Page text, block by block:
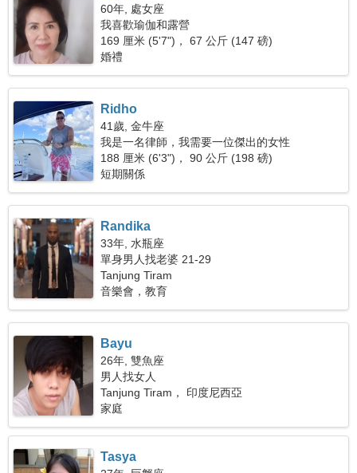
60年, 處女座
我喜歡瑜伽和露營
169 厘米 (5'7")， 67 公斤 (147 磅)
婚禮
Ridho
41歲, 金牛座
我是一名律師，我需要一位傑出的女性
188 厘米 (6'3")， 90 公斤 (198 磅)
短期關係
Randika
33年, 水瓶座
單身男人找老婆 21-29
Tanjung Tiram
音樂會，教育
Bayu
26年, 雙魚座
男人找女人
Tanjung Tiram， 印度尼西亞
家庭
Tasya